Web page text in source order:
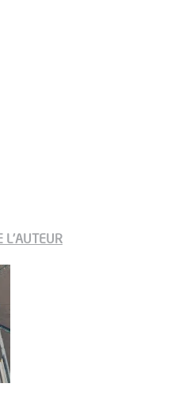
L'AUTEUR